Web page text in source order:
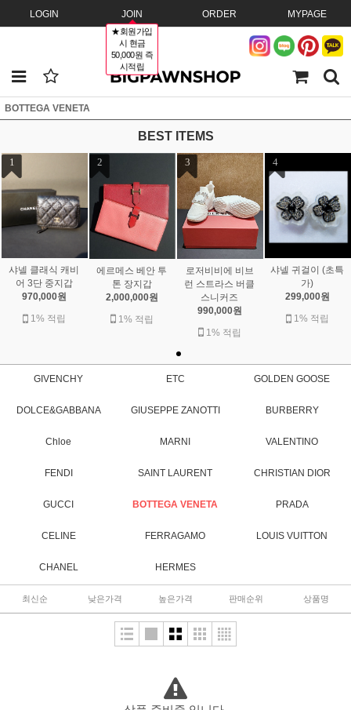
LOGIN JOIN
★회원가입
시 현금
50,000원 즉
시적립
ORDER MYPAGE
BOTTEGA VENETA
BEST ITEMS
1
샤넬 클래식 캐비
어 3단 중지갑
970,000원
1% 적립
2
에르메스 베안 투
톤 장지갑
2,000,000원
1% 적립
3
로저비비에 비브
런 스트라스 버클
스니커즈
990,000원
1% 적립
4
샤넬 귀걸이 (초특
가)
299,000원
1% 적립
GIVENCHY ETC GOLDEN GOOSE
DOLCE&GABBANA GIUSEPPE ZANOTTI BURBERRY
Chloe MARNI VALENTINO
FENDI SAINT LAURENT CHRISTIAN DIOR
GUCCI BOTTEGA VENETA PRADA
CELINE FERRAGAMO LOUIS VUITTON
CHANEL HERMES
최신순 낮은가격 높은가격 판매순위 상품명